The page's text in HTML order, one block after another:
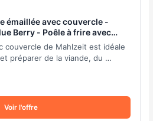
émaillée avec couvercle -
Berry - Poêle à frire avec
Poêle universelle, poêle en
couvercle de Mahlzeit est idéale
préparer de la viande, du …
Voir l'offre